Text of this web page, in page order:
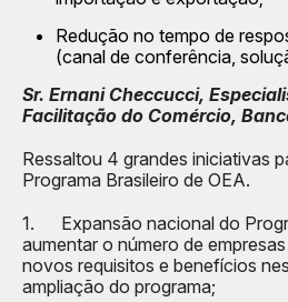
Redução no tempo de
(canal de conferência,
Sr. Ernani Checcucci,
Facilitação do Comércio,
Ressaltou 4 grandes iniciativas
Programa Brasileiro de OEA.
1. Expansão nacional do
aumentar o número de
novos requisitos e benefícios
ampliação do programa;